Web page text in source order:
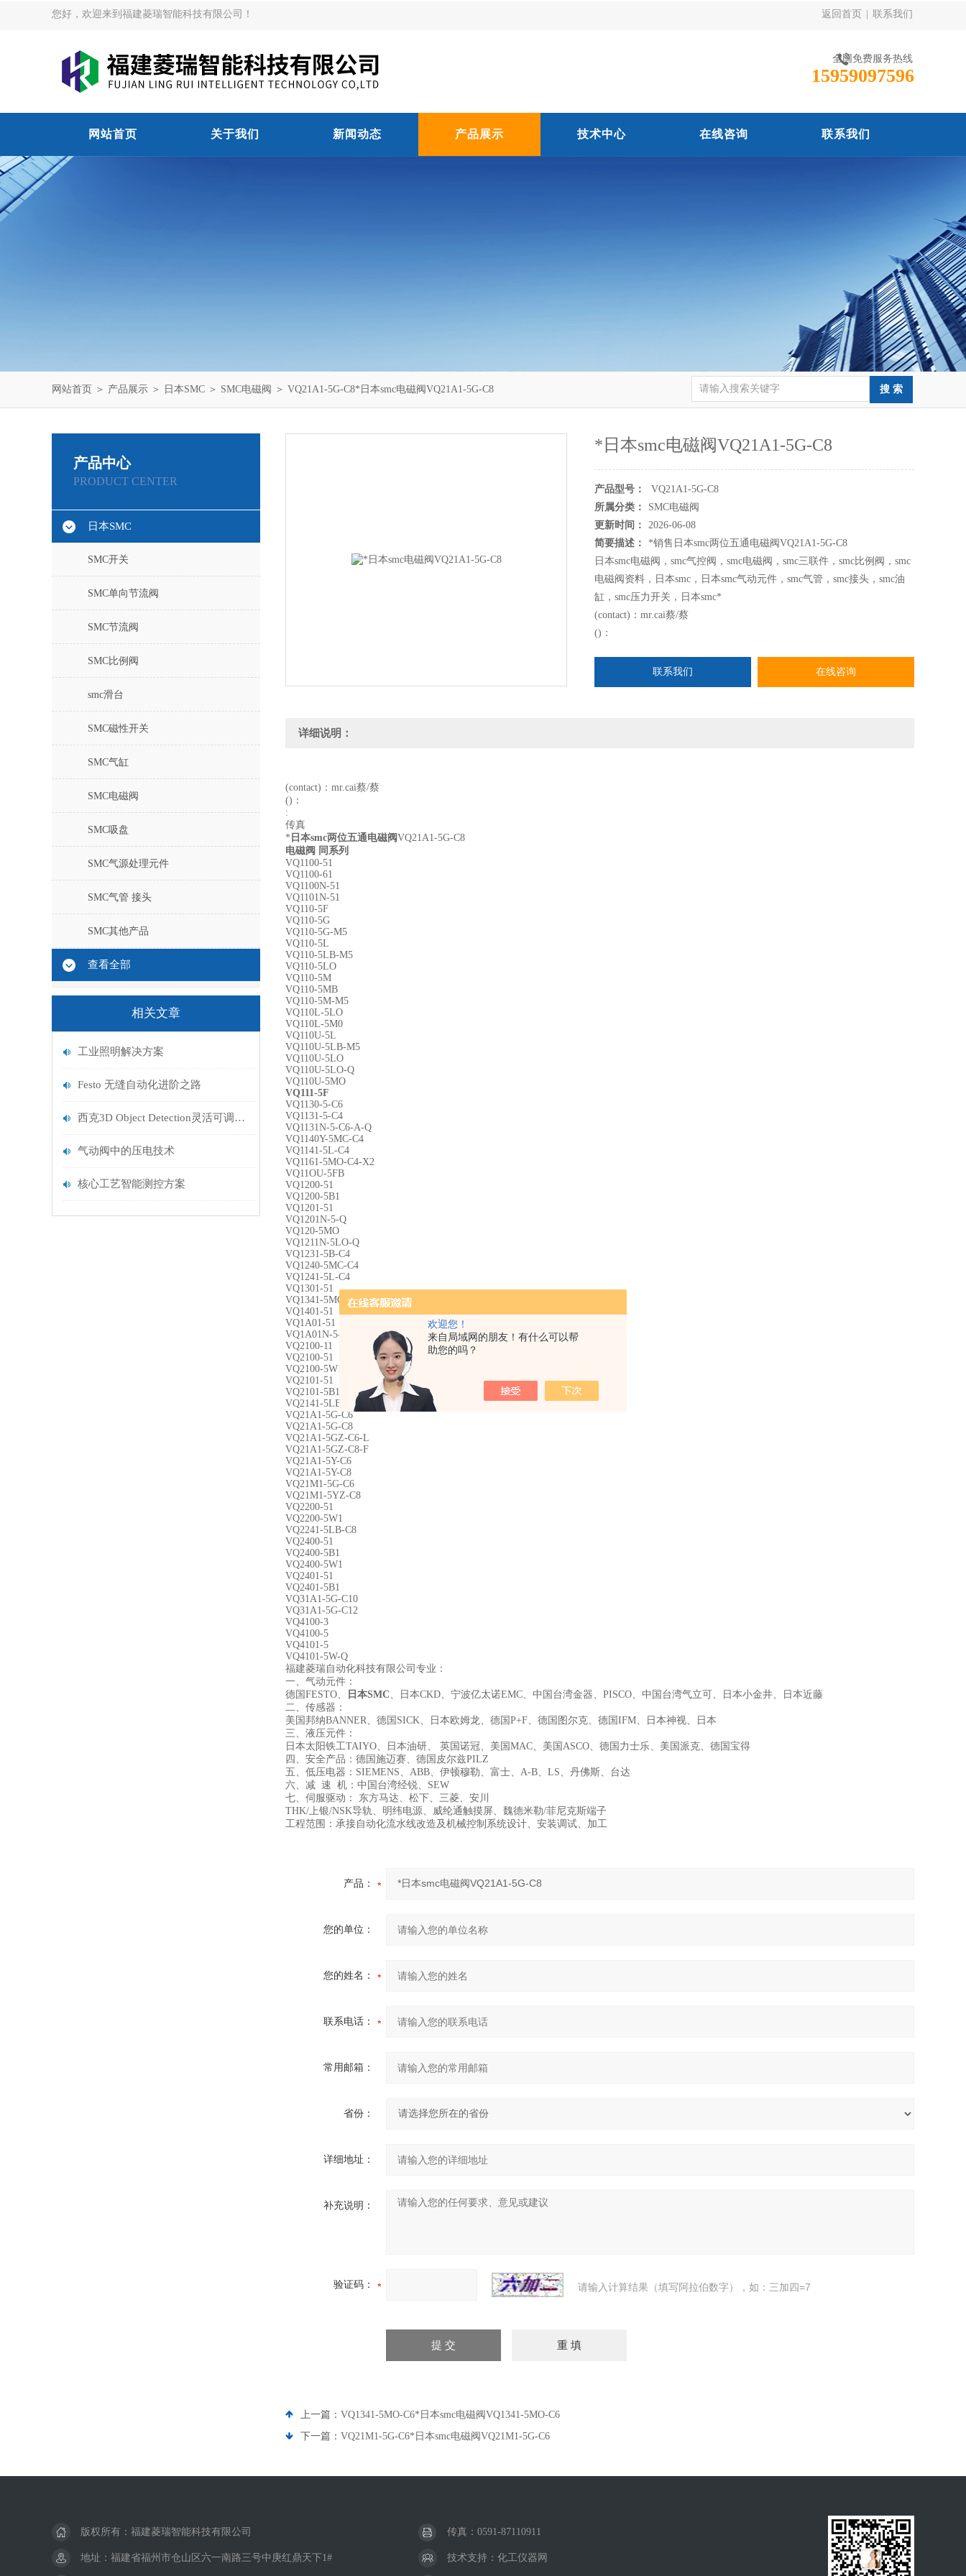
欢迎您！
来自局域网的朋友！有什么可以帮
助您的吗？
您好，欢迎来到福建菱瑞智能科技有限公司！ 返回首页 联系我们
全国免费服务热线
15959097596
网站首页 关于我们 新闻动态 产品展示 技术中心 在线咨询 联系我们
网站首页 ＞ 产品展示 ＞ 日本SMC ＞ SMC电磁阀 ＞ VQ21A1-5G-C8*日本smc电磁阀VQ21A1-5G-C8
产品中心
PRODUCT CENTER
日本SMC
SMC开关
SMC单向节流阀
SMC节流阀
SMC比例阀
smc滑台
SMC磁性开关
SMC气缸
SMC电磁阀
SMC吸盘
SMC气源处理元件
SMC气管 接头
SMC其他产品
查看全部
相关文章
工业照明解决方案
Festo 无缝自动化进阶之路
西克3D Object Detection灵活可调的防撞系统
气动阀中的压电技术
核心工艺智能测控方案
*日本smc电磁阀VQ21A1-5G-C8
产品型号：
VQ21A1-5G-C8
所属分类：
SMC电磁阀
更新时间：
2026-06-08
简要描述：
*销售日本smc两位五通电磁阀VQ21A1-5G-C8
日本smc电磁阀，smc气控阀，smc电磁阀，smc三联件，smc比例阀，smc
电磁阀资料，日本smc，日本smc气动元件，smc气管，smc接头，smc油
缸，smc压力开关，日本smc*
(contact)：mr.cai蔡/蔡
()：
联系我们
在线咨询
详细说明：
(contact)：mr.cai蔡/蔡
()：
:
传真
* 日本smc两位五通电磁阀VQ21A1-5G-C8
电磁阀 同系列
VQ1100-51
VQ1100-61
VQ1100N-51
VQ1101N-51
VQ110-5F
VQ110-5G
VQ110-5G-M5
VQ110-5L
VQ110-5LB-M5
VQ110-5LO
VQ110-5M
VQ110-5MB
VQ110-5M-M5
VQ110L-5LO
VQ110L-5M0
VQ110U-5L
VQ110U-5LB-M5
VQ110U-5LO
VQ110U-5LO-Q
VQ110U-5MO
VQ111-5F
VQ1130-5-C6
VQ1131-5-C4
VQ1131N-5-C6-A-Q
VQ1140Y-5MC-C4
VQ1141-5L-C4
VQ1161-5MO-C4-X2
VQ11OU-5FB
VQ1200-51
VQ1200-5B1
VQ1201-51
VQ1201N-5-Q
VQ120-5MO
VQ1211N-5LO-Q
VQ1231-5B-C4
VQ1240-5MC-C4
VQ1241-5L-C4
VQ1301-51
VQ1341-5MO-C6
VQ1401-51
VQ1A01-51
VQ1A01N-5-Q
VQ2100-11
VQ2100-51
VQ2100-5W1
VQ2101-51
VQ2101-5B1
VQ2141-5LB-C8
VQ21A1-5G-C6
VQ21A1-5G-C8
VQ21A1-5GZ-C6-L
VQ21A1-5GZ-C8-F
VQ21A1-5Y-C6
VQ21A1-5Y-C8
VQ21M1-5G-C6
VQ21M1-5YZ-C8
VQ2200-51
VQ2200-5W1
VQ2241-5LB-C8
VQ2400-51
VQ2400-5B1
VQ2400-5W1
VQ2401-51
VQ2401-5B1
VQ31A1-5G-C10
VQ31A1-5G-C12
VQ4100-3
VQ4100-5
VQ4101-5
VQ4101-5W-Q
福建菱瑞自动化科技有限公司专业：
一、气动元件：
德国FESTO、
日本SMC、日本CKD、宁波亿太诺EMC、中国台湾金器、PISCO、中国台湾气立可、日本小金井、日本近藤
二、传感器：
美国邦纳BANNER、德国SICK、日本欧姆龙、德国P+F、德国图尔克、德国IFM、日本神视、日本
三、液压元件：
日本太阳铁工TAIYO、日本油研、 英国诺冠、美国MAC、美国ASCO、德国力士乐、美国派克、德国宝得
四、安全产品：德国施迈赛、德国皮尔兹PILZ
五、低压电器：SIEMENS、ABB、伊顿穆勒、富士、A-B、LS、丹佛斯、台达
六、减 速 机：中国台湾经锐、SEW
七、伺服驱动： 东方马达、松下、三菱、安川
THK/上银/NSK导轨、明纬电源、威纶通触摸屏、魏德米勒/菲尼克斯端子
工程范围：承接自动化流水线改造及机械控制系统设计、安装调试、加工
产品：
您的单位：
您的姓名：
联系电话：
常用邮箱：
省份：
详细地址：
补充说明：
验证码： 请输入计算结果（填写阿拉伯数字），如：三加四=7
上一篇： VQ1341-5MO-C6*日本smc电磁阀VQ1341-5MO-C6
下一篇： VQ21M1-5G-C6*日本smc电磁阀VQ21M1-5G-C6
版权所有：福建菱瑞智能科技有限公司 传真：0591-87110911
地址：福建省福州市仓山区六一南路三号中庚红鼎天下1# 技术支持： 化工仪器网